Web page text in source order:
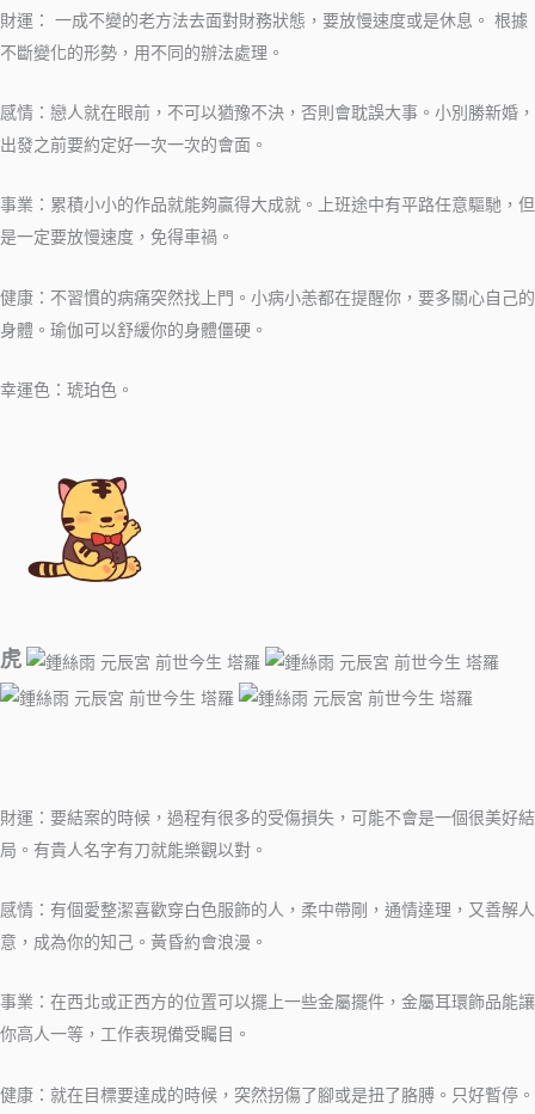
財運： 一成不變的老方法去面對財務狀態，要放慢速度或是休息。 根據
不斷變化的形勢，用不同的辦法處理。
感情：戀人就在眼前，不可以猶豫不決，否則會耽誤大事。小別勝新婚，
出發之前要約定好一次一次的會面。
事業：累積小小的作品就能夠贏得大成就。上班途中有平路任意驅馳，但
是一定要放慢速度，免得車禍。
健康：不習慣的病痛突然找上門。小病小恙都在提醒你，要多關心自己的
身體。瑜伽可以舒緩你的身體僵硬。
幸運色：琥珀色。
虎
財運：要結案的時候，過程有很多的受傷損失，可能不會是一個很美好結
局。有貴人名字有刀就能樂觀以對。
感情：有個愛整潔喜歡穿白色服飾的人，柔中帶剛，通情達理，又善解人
意，成為你的知己。黃昏約會浪漫。
事業：在西北或正西方的位置可以擺上一些金屬擺件，金屬耳環飾品能讓
你高人一等，工作表現備受矚目。
健康：就在目標要達成的時候，突然拐傷了腳或是扭了胳膊。只好暫停。